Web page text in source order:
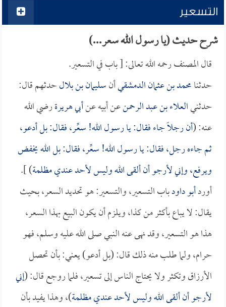
التسعير
شرح حديث (يا رسول الله سعر...)
قال المصنف رحمه الله تعالى: [ باب في التسعير.
حدثنامحمد بن عثمان الدمشقيأنسليمان بن بلالحدثهم قال:
حدثنيالعلاء بن عبد الرحمنعن أبيه عنأبي هريرةرضي الله
عنه: (أن رجلاً جاء فقال: يا رسول الله! سعِّر، فقال: بل أدعو،
ثم جاءه رجل، فقال: يا رسول الله! سعِّر، فقال: بل الله يخفض
ويرفع، وإني لأرجو أن ألقى الله وليس لأحد عندي مظلمة) ].
أوردأبو داودباب التسعير، والتسعير: هو تحديد السعر، بحيث
يقال: لا يباع بأكثر من كذا، ويلزم أن يكون البيع بهذا السعر،
هذا هو التسعير، وقد نهى عنه النبي صلى الله عليه وسلم، فهو
حرام، ولما طلب منه ذلك قال: (بل أدعو) يعني: بأن تحصل
الأرزاق وتكثر ولا يحتاج الناس إلى تسعير، فلما روجع قال: (إني
لأرجو أن ألقى الله وليس لأحد عندي مظلمة)، وهذا يفيد بأن